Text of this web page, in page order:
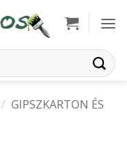
/ GIPSZKARTON ÉS